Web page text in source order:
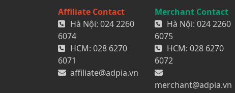
Affiliate Contact
Hà Nội: 024 2260
6074
HCM: 028 6270
6071
affiliate@adpia.vn
Merchant Contact
Hà Nội: 024 2260
6075
HCM: 028 6270
6072
merchant@adpia.vn